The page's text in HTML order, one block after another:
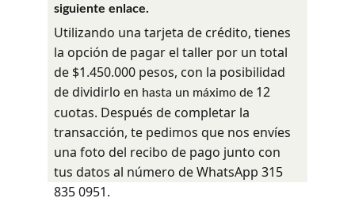
siguiente enlace.
Utilizando una tarjeta de crédito, tienes
la opción de pagar el taller por un total
de $1.450.000 pesos, con la posibilidad
de dividirlo en hasta un máximo de 12
cuotas. Después de completar la
transacción, te pedimos que nos envíes
una foto del recibo de pago junto con
tus datos al número de WhatsApp 315
835 0951.